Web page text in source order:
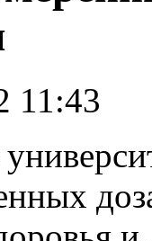
11:43